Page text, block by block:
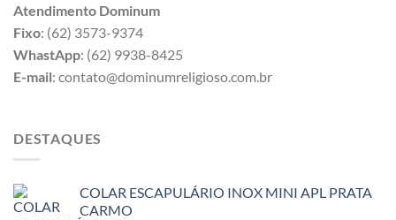
Atendimento Dominum
Fixo: (62) 3573-9374
WhastApp: (62) 9938-8425
E-mail: contato@dominumreligioso.com.br
DESTAQUES
COLAR ESCAPULÁRIO INOX MINI APL PRATA
CARMO